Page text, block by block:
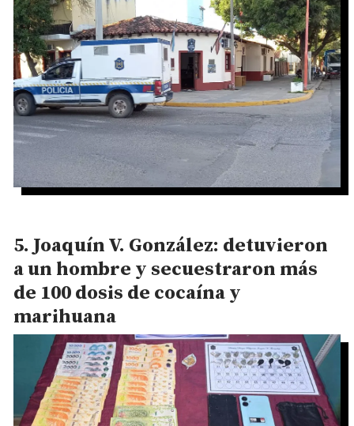
Joaquín V. González: detuvieron
a un hombre y secuestraron más
de 100 dosis de cocaína y
marihuana